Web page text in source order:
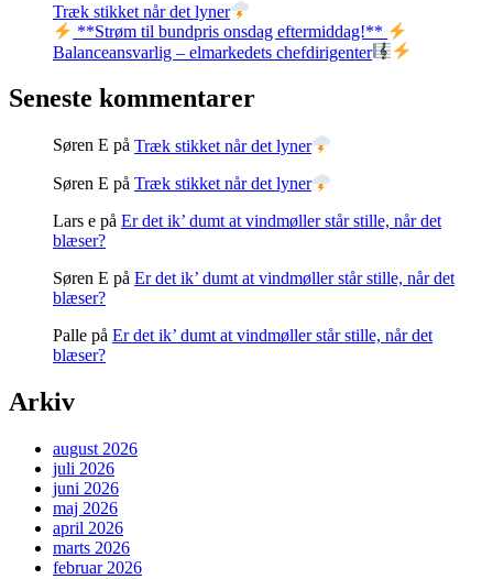
Træk stikket når det lyner
**Strøm til bundpris onsdag eftermiddag!**
Balanceansvarlig – elmarkedets chefdirigenter
Seneste kommentarer
Søren E på Træk stikket når det lyner
Søren E på Træk stikket når det lyner
Lars e på Er det ik’ dumt at vindmøller står stille, når det
blæser?
Søren E på Er det ik’ dumt at vindmøller står stille, når det
blæser?
Palle på Er det ik’ dumt at vindmøller står stille, når det
blæser?
Arkiv
august 2026
juli 2026
juni 2026
maj 2026
april 2026
marts 2026
februar 2026